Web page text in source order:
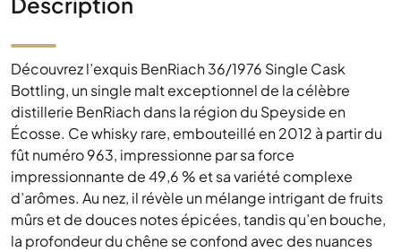
Découvrez l’exquis BenRiach 36/1976 Single Cask
Bottling, un single malt exceptionnel de la célèbre
distillerie BenRiach dans la région du Speyside en
Écosse. Ce whisky rare, embouteillé en 2012 à partir du
fût numéro 963, impressionne par sa force
impressionnante de 49,6 % et sa variété complexe
d’arômes. Au nez, il révèle un mélange intrigant de fruits
mûrs et de douces notes épicées, tandis qu’en bouche,
la profondeur du chêne se confond avec des nuances